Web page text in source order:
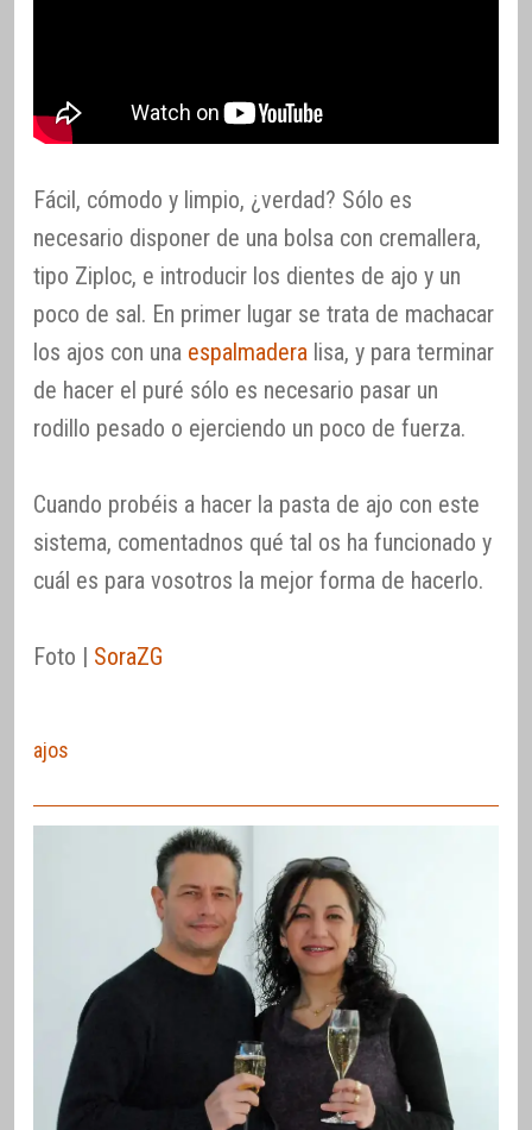
Fácil, cómodo y limpio, ¿verdad? Sólo es
necesario disponer de una bolsa con cremallera,
tipo Ziploc, e introducir los dientes de ajo y un
poco de sal. En primer lugar se trata de machacar
los ajos con una espalmadera lisa, y para terminar
de hacer el puré sólo es necesario pasar un
rodillo pesado o ejerciendo un poco de fuerza.
Cuando probéis a hacer la pasta de ajo con este
sistema, comentadnos qué tal os ha funcionado y
cuál es para vosotros la mejor forma de hacerlo.
Foto | SoraZG
ajos